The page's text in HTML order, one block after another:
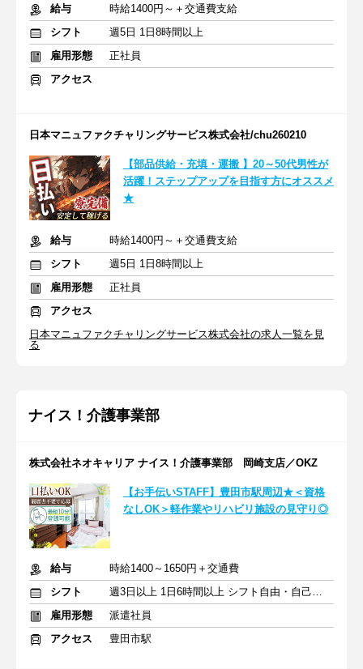
給与
時給1400円～＋交通費支給
シフト
週5日 1日8時間以上
雇用形態
正社員
アクセス
日本マニュファクチャリングサービス株式会社/chu260210
【部品供給・充填・運搬 】20～50代男性が
活躍！ステップアップを目指す方にオススメ
★
給与
時給1400円～＋交通費支給
シフト
週5日 1日8時間以上
雇用形態
正社員
アクセス
日本マニュファクチャリングサービス株式会社の求人一覧を見
る
ナイス！介護事業部
株式会社ネオキャリア ナイス！介護事業部 岡崎支店／OKZ
【お手伝いSTAFF】豊田市駅周辺★＜資格
なしOK＞軽作業やリハビリ施設の見守り◎
給与
時給1400～1650円＋交通費
シフト
週3日以上 1日6時間以上 シフト自由・自己申告
雇用形態
派遣社員
アクセス
豊田市駅